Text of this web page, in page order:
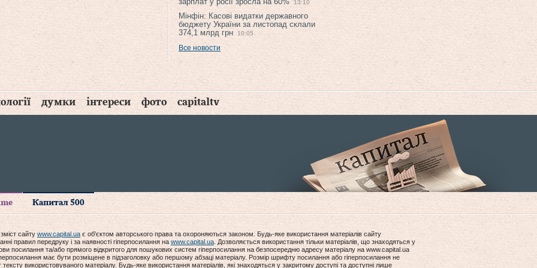
13:10
Мінфін: Касові видатки державного
бюджету України за листопад склали
374,1 млрд грн
10:05
Все новости
думки інтереси фото capitaltv
Капитал 500
сайту www.capital.ua є об'єктом авторського права та охороняються законом. Будь-яке використання матеріалів сайту
правил передруку і за наявності гіперпосилання на www.capital.ua . Дозволяється використання тільки матеріалів, що знаходяться у
посилання та/або прямого відкритого для пошукових систем гіперпосилання на безпосередню адресу матеріалу на www.capital.ua
має бути розміщене в підзаголовку або першому абзаці матеріалу. Розмір шрифту посилання або гіперпосилання не
використовуваного матеріалу. Будь-яке використання матеріалів, які знаходяться у закритому доступі та доступні лише